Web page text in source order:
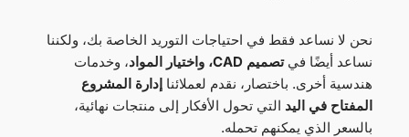
نحن لا نساعد فقط في احتياجات التوريد الخاصة بك، ولكننا
نساعد أيضًا فيتصميم CAD، واختيار المواد
، وخدمات
هندسية أخرى. باختصار، نقدم لعملائنا إدارة المشروع
المفتاح في اليد التي تحول الأفكار إلى منتجات نهائية،
بالسعر الذي يمكنهم تحمله.